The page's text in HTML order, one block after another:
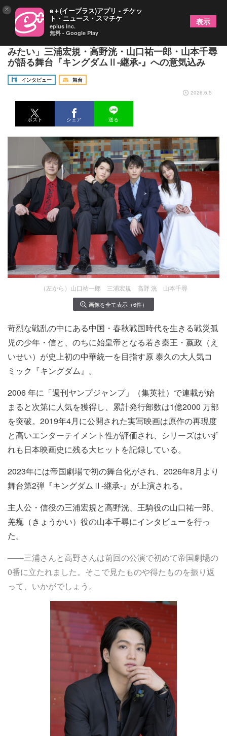
「この作品に参加できる幸せを感じながら全力で挑
みたい」三浦宏規・高野洸・山口祐一郎・山本千尋
が語る舞台『キングダムⅡ-継承-』への意気込み
インタビュー
舞台
2026.6.5
ポスト シェア 送る
（左から）山口祐一郎 三浦宏規 高野 洸 山本千尋
画像を全て表示（6件）
苛烈な戦乱の中にある中国・春秋戦国時代を生きる戦災孤
児の少年・信と、のちに始皇帝となる若き秦王・嬴政（え
いせい）が史上初の中華統一を目指す原 泰久の大人気コ
ミック『キングダム』。
2006 年に「週刊ヤンプジャンプ」（集英社）で連載が始
まると次第に人気を獲得し、累計発行部数は1億2000 万部
を突破。2019年4月に公開された実写映画は原作の再現度
と高いエンターテイメント性が評価され、シリーズはいず
れも日本映画史に残る大ヒットを記録している。
2023年には帝国劇場で初の舞台化がされ、2026年8月より
舞台第2弾『キングダムⅡ-継承-』が上演される。
主人公・信役の三浦宏規と高野洸、王騎役の山口祐一郎、
羌瘣（きょうかい）役の山本千尋にインタビューを行っ
た。
――三浦さんと高野さんは前回の公演で初めて帝国劇場の
0番に立たれました。そこで見たものや得たものを振り返
って、いかがでしょう。
× e＋(イープラス)アプリ - チケッ
ト・ニュース・スマチケ
eplus inc.
無料 - Google Play
表示